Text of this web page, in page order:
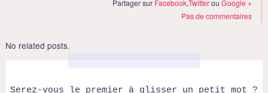
Partager sur Facebook,TwitterouGoogle +
Pas de commentaires
No related posts.
Serez-vous le premier à glisser un petit mot ?